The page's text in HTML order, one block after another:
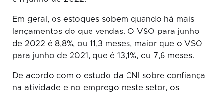
Em geral, os estoques sobem quando há mais
lançamentos do que vendas. O VSO para junho
de 2022 é 8,8%, ou 11,3 meses, maior que o VSO
para junho de 2021, que é 13,1%, ou 7,6 meses.
De acordo com o estudo da CNI sobre confiança
na atividade e no emprego neste setor, os